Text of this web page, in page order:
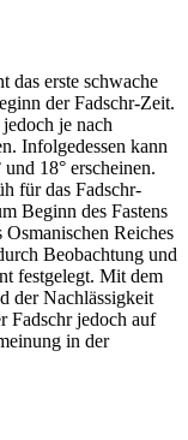
das erste schwache
der Fadschr-Zeit.
je nach
Infolgedessen kann
18° erscheinen.
für das Fadschr-
Beginn des Fastens
Reiches
Beobachtung und
festgelegt. Mit dem
der Nachlässigkeit
Fadschr jedoch auf
in der